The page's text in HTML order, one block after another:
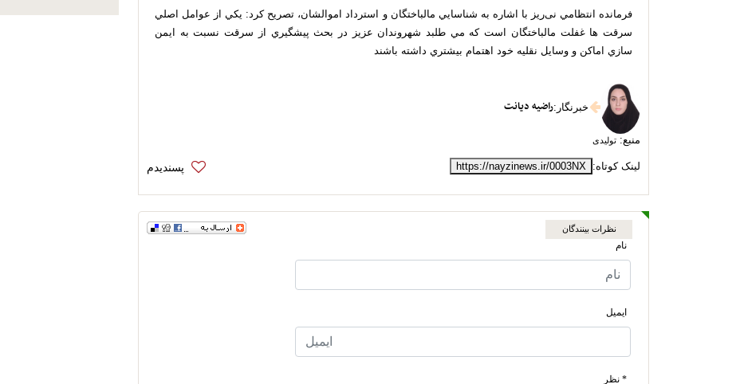
فرمانده انتظامي نی‌ریز با اشاره به شناسايي مالباختگان و استرداد اموالشان، تصريح کرد: يکي از عوامل اصلي
سرقت ها غفلت مالباختگان است که مي طلبد شهروندان عزيز در بحث پيشگيري از سرقت نسبت به ايمن
سازي اماکن و وسايل نقليه خود اهتمام بيشتري داشته باشند
خبرنگار :راضیه دیانت
منبع: تولیدی
لینک کوتاه: https://nayzinews.ir/0003NX
نظرات بینندگان
نام
ایمیل
* نظر